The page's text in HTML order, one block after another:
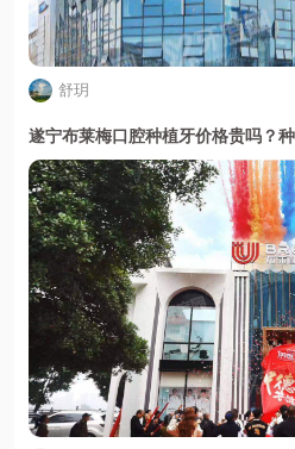
舒玥